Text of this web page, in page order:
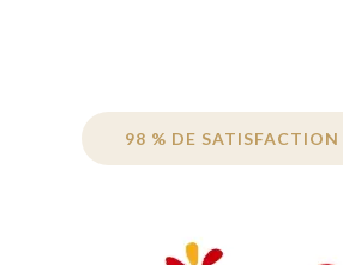
98 % DE SATISFACTION